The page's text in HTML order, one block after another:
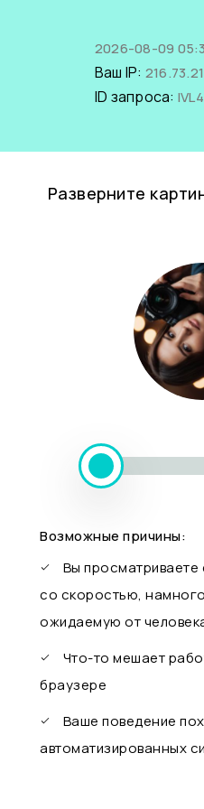
2026-08-09
Ваш IP:
ID запроса:
Разверните
Возможные причины:
Вы просматриваете
со скоростью,
ожидаемую от
Что-то мешает
браузере
Ваше поведение
автоматизированных